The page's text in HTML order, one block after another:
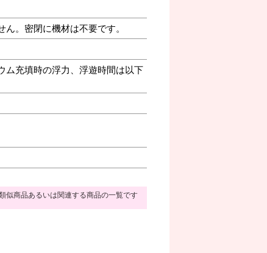
。密閉に機材は不要です。
ム充填時の浮力、浮遊時間は以下
似商品あるいは関連する商品の一覧です